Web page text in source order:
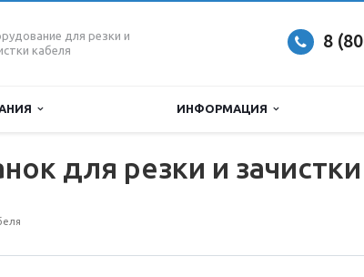
для резки и
кабеля
8
ИНФОРМАЦИЯ
для резки и